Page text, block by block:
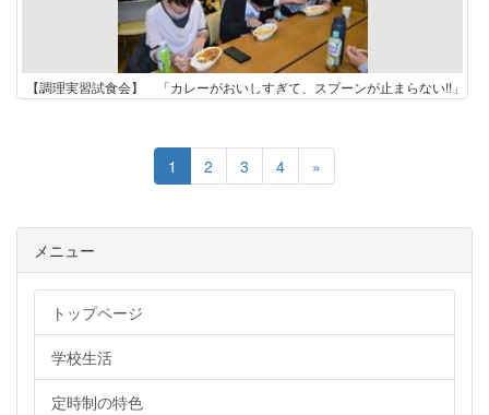
【調理実習試食会】 「カレーがおいしすぎて、スプーンが止まらない!!」
1 2 3 4 »
メニュー
トップページ
学校生活
定時制の特色